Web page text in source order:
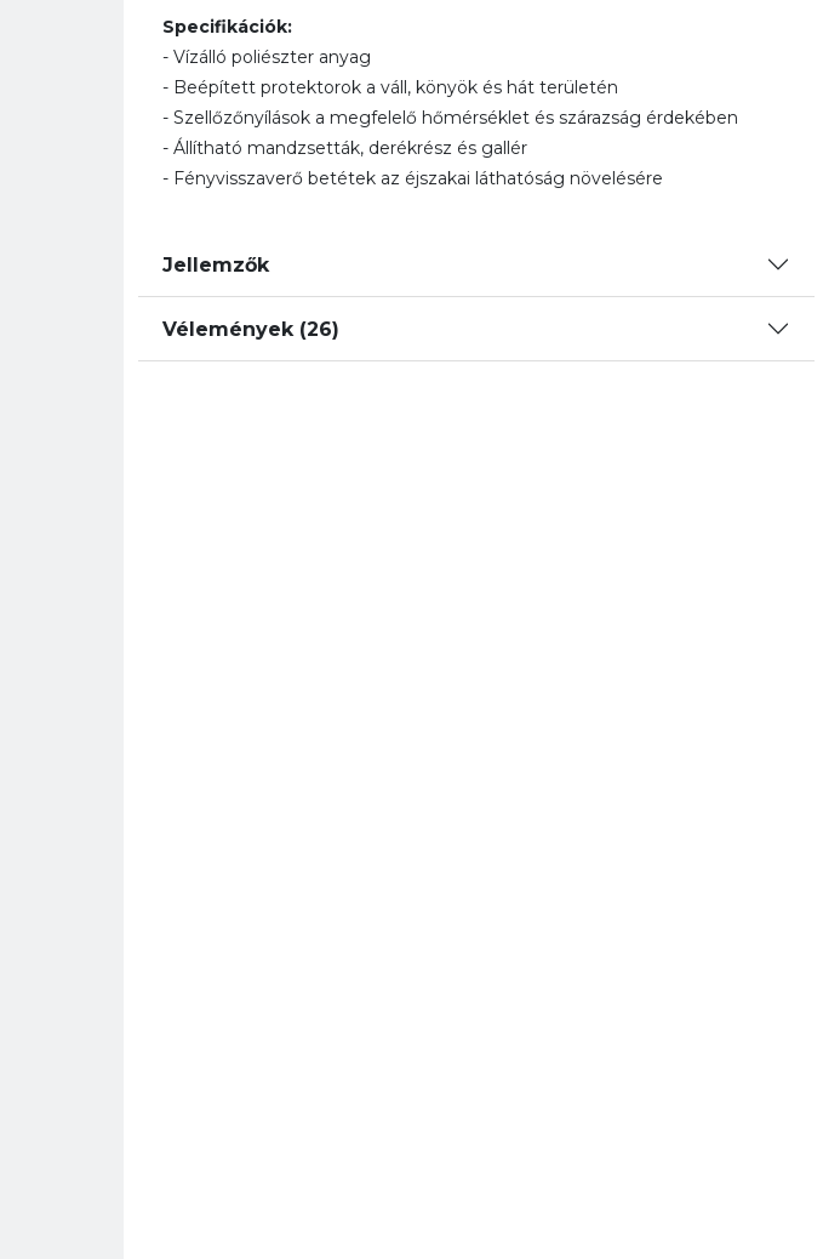
Specifikációk:
- Vízálló poliészter anyag
- Beépített protektorok a váll, könyök és hát területén
- Szellőzőnyílások a megfelelő hőmérséklet és szárazság érdekében
- Állítható mandzsetták, derékrész és gallér
- Fényvisszaverő betétek az éjszakai láthatóság növelésére
Jellemzők
Vélemények (26)